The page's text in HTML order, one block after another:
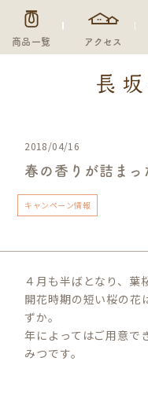
商品一覧 アクセス
2018/04/16
春の香りが詰まっ
キャンペーン情報
４月も半ばとなり、葉
開花時期の短い桜の花
ずか。
年によってはご用意で
みつです。